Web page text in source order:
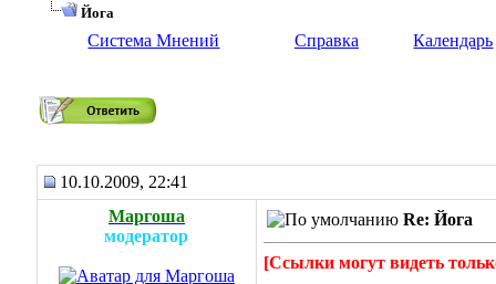
Йога
Система Мнений Справка Календарь
10.10.2009, 22:41
Маргоша
модератор
Re: Йога
[Ссылки могут видеть